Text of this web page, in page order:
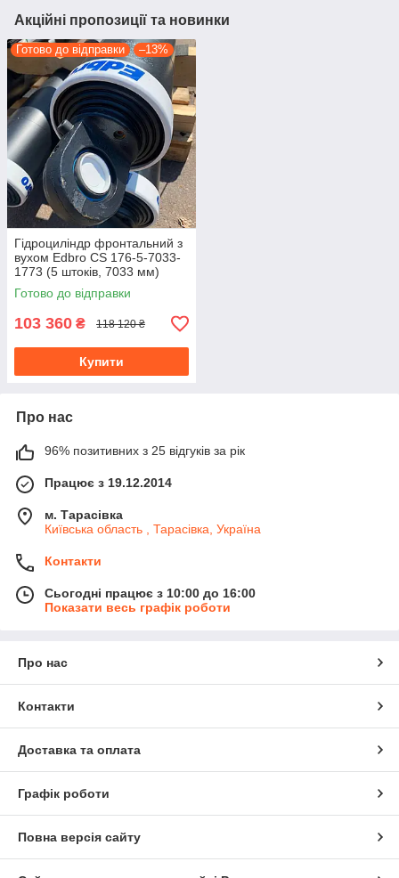
Акційні пропозиції та новинки
Готово до відправки –13%
Гідроциліндр фронтальний з
вухом Edbro CS 176-5-7033-
1773 (5 штоків, 7033 мм)
Готово до відправки
103 360 ₴ 118 120 ₴
Купити
Про нас
96% позитивних з 25 відгуків за рік
Працює з 19.12.2014
м. Тарасівка
Київська область , Тарасівка, Україна
Контакти
Сьогодні працює з 10:00 до 16:00
Показати весь графік роботи
Про нас
Контакти
Доставка та оплата
Графік роботи
Повна версія сайту